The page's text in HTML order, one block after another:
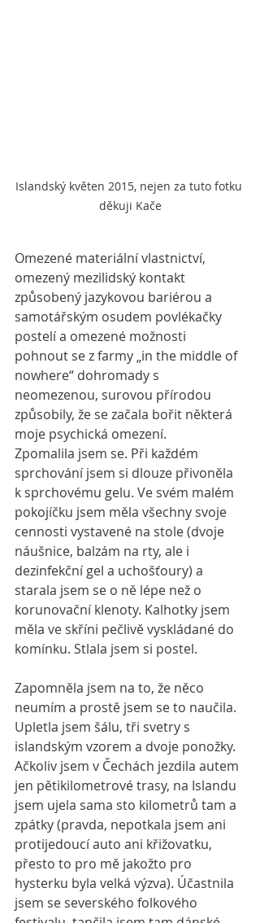
Islandský květen 2015, nejen za tuto fotku
děkuji Kače
Omezené materiální vlastnictví,
omezený mezilidský kontakt
způsobený jazykovou bariérou a
samotářským osudem povlékačky
postelí a omezené možnosti
pohnout se z farmy „in the middle of
nowhere“ dohromady s
neomezenou, surovou přírodou
způsobily, že se začala bořit některá
moje psychická omezení.
Zpomalila jsem se. Při každém
sprchování jsem si dlouze přivoněla
k sprchovému gelu. Ve svém malém
pokojíčku jsem měla všechny svoje
cennosti vystavené na stole (dvoje
náušnice, balzám na rty, ale i
dezinfekční gel a uchošťoury) a
starala jsem se o ně lépe než o
korunovační klenoty. Kalhotky jsem
měla ve skříni pečlivě vyskládané do
komínku. Stlala jsem si postel.
Zapomněla jsem na to, že něco
neumím a prostě jsem se to naučila.
Upletla jsem šálu, tři svetry s
islandským vzorem a dvoje ponožky.
Ačkoliv jsem v Čechách jezdila autem
jen pětikilometrové trasy, na Islandu
jsem ujela sama sto kilometrů tam a
zpátky (pravda, nepotkala jsem ani
protijedoucí auto ani křižovatku,
přesto to pro mě jakožto pro
hysterku byla velká výzva). Účastnila
jsem se severského folkového